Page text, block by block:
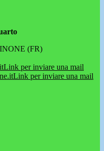
(FR)
Link per inviare una mail
Link per inviare una mail